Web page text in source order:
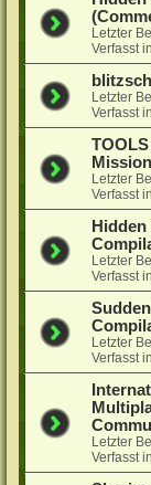
Letzter
Verfasst
Letzter
Verfasst
Letzter
Verfasst
Hidden
Letzter
Verfasst
Letzter
Verfasst
Letzter
Verfasst